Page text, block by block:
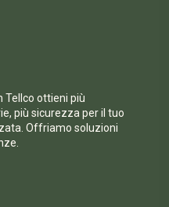
Tellco ottieni più
più sicurezza per il tuo
Offriamo soluzioni